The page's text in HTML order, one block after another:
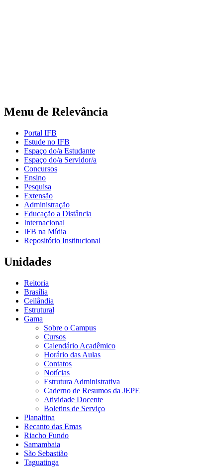
Menu de Relevância
Portal IFB
Estude no IFB
Espaço do/a Estudante
Espaço do/a Servidor/a
Concursos
Ensino
Pesquisa
Extensão
Administração
Educação a Distância
Internacional
IFB na Mídia
Repositório Institucional
Unidades
Reitoria
Brasília
Ceilândia
Estrutural
Gama
Sobre o Campus
Cursos
Calendário Acadêmico
Horário das Aulas
Contatos
Notícias
Estrutura Administrativa
Caderno de Resumos da JEPE
Atividade Docente
Boletins de Serviço
Planaltina
Recanto das Emas
Riacho Fundo
Samambaia
São Sebastião
Taguatinga